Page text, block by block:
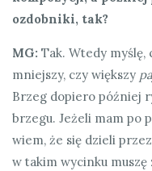
ozdobniki, tak?
MG: Tak. Wtedy myślę,
mniejszy, czy większy
Brzeg dopiero później
brzegu. Jeżeli mam po
wiem, że się dzieli
w takim wycinku